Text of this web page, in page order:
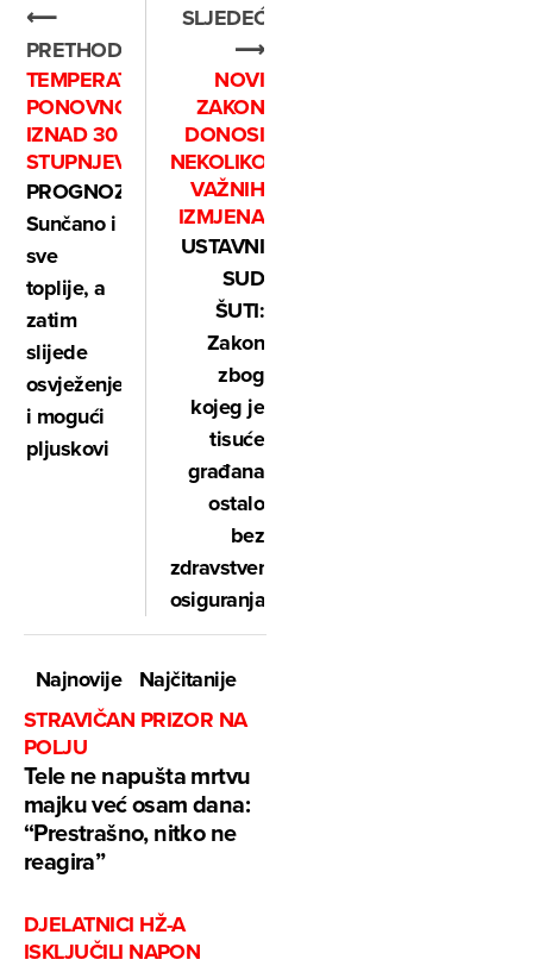
⟵
PRETHODNO
TEMPERATURE
PONOVNO
IZNAD 30
STUPNJEVA
PROGNOZA:
Sunčano i
sve
toplije, a
zatim
slijede
osvježenje
i mogući
pljuskovi
SLJEDEĆE
⟶
NOVI
ZAKON
DONOSI
NEKOLIKO
VAŽNIH
IZMJENA
USTAVNI
SUD
ŠUTI:
Zakon
zbog
kojeg je
tisuće
građana
ostalo
bez
zdravstvenog
osiguranja
Najnovije
Najčitanije
STRAVIČAN PRIZOR NA
POLJU
Tele ne napušta mrtvu
majku već osam dana:
“Prestrašno, nitko ne
reagira”
DJELATNICI HŽ-A
ISKLJUČILI NAPON